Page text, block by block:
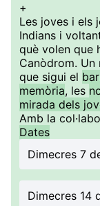
+
Les joves i els
Indians i
què volen que
Canòdrom.
que sigui el
memòria, les
mirada dels
Amb la
Dates
Dimecres 7
Dimecres 14